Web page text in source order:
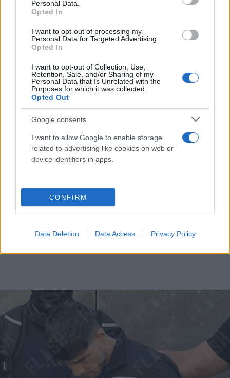
Personal Data.
Opted In
I want to opt-out of processing my
Personal Data for Targeted Advertising.
Opted In
I want to opt-out of Collection, Use,
Retention, Sale, and/or Sharing of my
Personal Data that Is Unrelated with the
Purposes for which it was collected.
Opted Out
Google consents
I want to allow Google to enable storage
related to advertising like cookies on web or
device identifiers in apps.
CONFIRM
Data Deletion Data Access Privacy Policy
«Hot-dry-windy»: Το καιρικό κοκτέιλ που
προκαλεί συναγερμό για φωτιές το
επόμενο 48ωρο
08.08.2026